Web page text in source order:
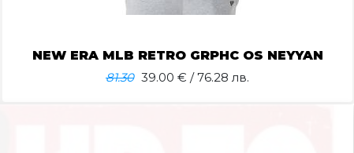
NEW ERA MLB RETRO GRPHC OS NEYYAN
81.30 39.00 € / 76.28 лв.